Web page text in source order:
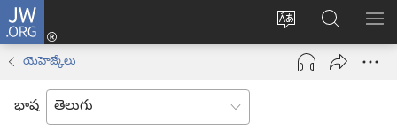
JW.ORG
సైట్
భాష
మార్చండి
లాగిన్
(కొత్త
ఓపెన్‌
JW.ORGలో
వెదకండి
యెహెజ్కేలు
భాష